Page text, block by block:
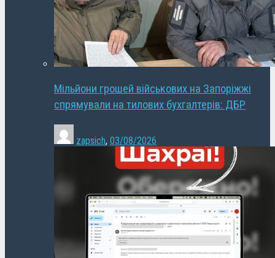
Мільйони грошей військових на Запоріжжі
спрямували на тилових бухгалтерів: ДБР
zapsich, 03/08/2026